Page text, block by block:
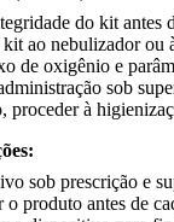
do kit antes
ao nebulizador ou
de oxigênio e
sob
proceder à
sob prescrição e
o produto antes de